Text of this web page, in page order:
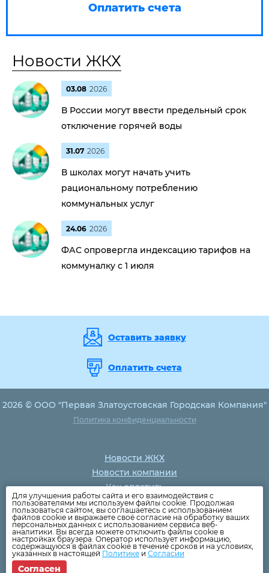
Оплатить счета
Новости ЖКХ
03.08 2026
В России могут ввести предельный срок
отключение горячей воды
31.07 2026
В школах могут начать учить
рациональному потреблению
коммунальных услуг
24.06 2026
ФАС опровергла индексацию тарифов на
коммуналку с 1 июля
Оставить заявку
Оплатить счета
2026 © ООО "Первая Златоустовская Городская Компания"
Политика конфиденциальности
Новости ЖКХ
Новости компании
Как оплатить
Дома
Раскрытие информации
Вопросы
Для улучшения работы сайта и его взаимодействия с
пользователями мы используем файлы cookie. Продолжая
пользоваться сайтом, вы соглашаетесь с использованием
файлов cookie и выражаете своё согласие на обработку ваших
персональных данных с использованием сервиса веб-
аналитики. Вы всегда можете отключить файлы cookie в
настройках браузера. Оператор использует информацию,
содержащуюся в файлах cookie в течение сроков и на условиях,
указанных в настоящей Политике и Согласии
Согласен